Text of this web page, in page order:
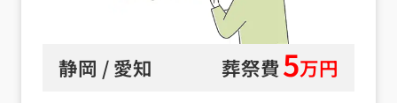
静岡 / 愛知 葬祭費5万円